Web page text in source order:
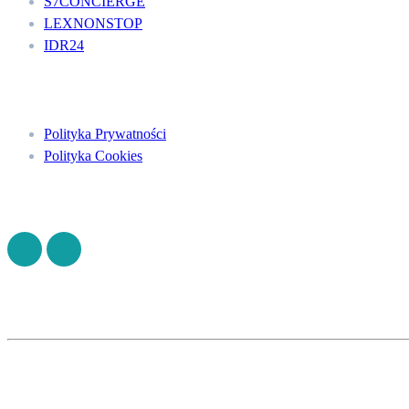
LEXNONSTOP
IDR24
Polityka Prywatności
Polityka Cookies